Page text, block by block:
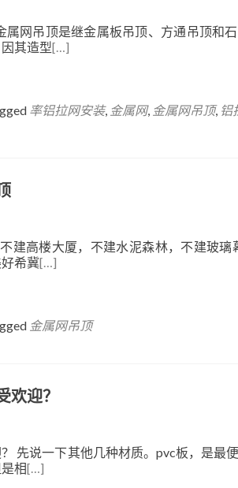
属网吊顶是继金属板吊顶、方通吊顶和
其造型[…]
率铝拉网安装, 金属网, 金属网吊顶, 铝
建高楼大厦，不建水泥森林，不建玻璃
希冀[…]
金属网吊顶
欢迎？
先说一下其他几种材质。pvc板，是最
相[…]